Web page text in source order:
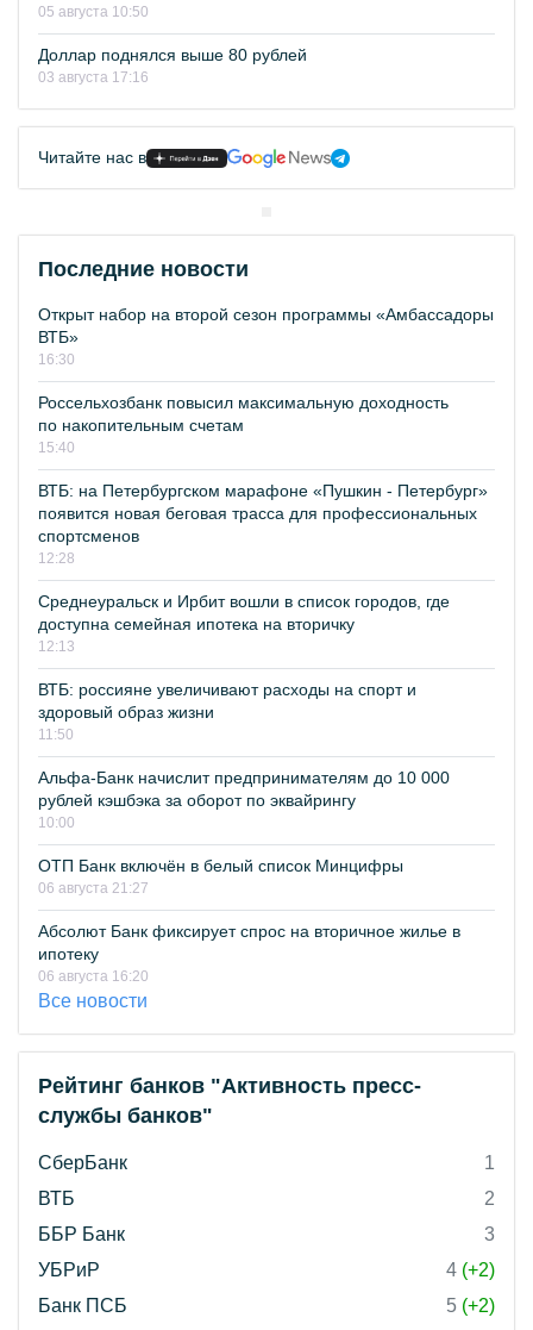
05 августа 10:50
Доллар поднялся выше 80 рублей
03 августа 17:16
Читайте нас в
Последние новости
Открыт набор на второй сезон программы «Амбассадоры
ВТБ»
16:30
Россельхозбанк повысил максимальную доходность
по накопительным счетам
15:40
ВТБ: на Петербургском марафоне «Пушкин - Петербург»
появится новая беговая трасса для профессиональных
спортсменов
12:28
Среднеуральск и Ирбит вошли в список городов, где
доступна семейная ипотека на вторичку
12:13
ВТБ: россияне увеличивают расходы на спорт и
здоровый образ жизни
11:50
Альфа-Банк начислит предпринимателям до 10 000
рублей кэшбэка за оборот по эквайрингу
10:00
ОТП Банк включён в белый список Минцифры
06 августа 21:27
Абсолют Банк фиксирует спрос на вторичное жилье в
ипотеку
06 августа 16:20
Все новости
Рейтинг банков "Активность пресс-
службы банков"
СберБанк
1
ВТБ
2
ББР Банк
3
УБРиР
4 (+2)
Банк ПСБ
5 (+2)